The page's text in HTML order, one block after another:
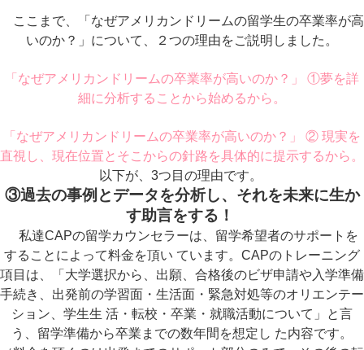
ここまで、「なぜアメリカンドリームの留学生の卒業率が高
いのか？」について、２つの理由をご説明しました。
「なぜアメリカンドリームの卒業率が高いのか？」 ①夢を詳
細に分析することから始めるから。
「なぜアメリカンドリームの卒業率が高いのか？」 ② 現実を
直視し、現在位置とそこからの針路を具体的に提示するから。
以下が、3つ目の理由です。
③過去の事例とデータを分析し、それを未来に生か
す助言をする！
私達CAPの留学カウンセラーは、留学希望者のサポートを
することによって料金を頂い ています。CAPのトレーニング
項目は、「大学選択から、出願、合格後のビザ申請や入学準備
手続き、出発前の学習面・生活面・緊急対処等のオリエンテー
ション、学生生 活・転校・卒業・就職活動について」と言
う、留学準備から卒業までの数年間を想定し た内容です。